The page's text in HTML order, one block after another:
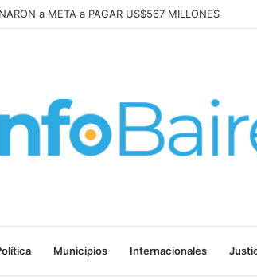
Trabajo «tenemos que aprender a dialogar y a
Municipios Internacionales